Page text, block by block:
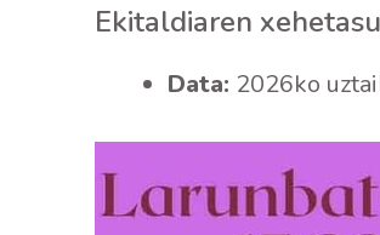
Ekitaldiaren
Data: 2026ko